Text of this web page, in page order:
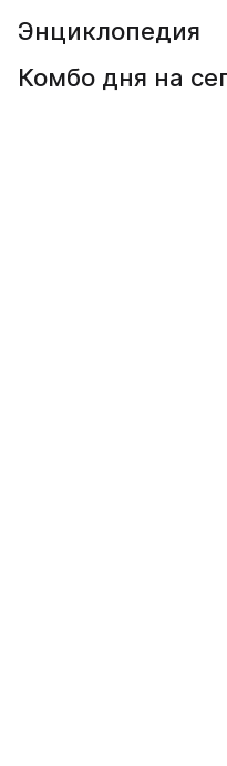
Энциклопедия
Комбо дня на